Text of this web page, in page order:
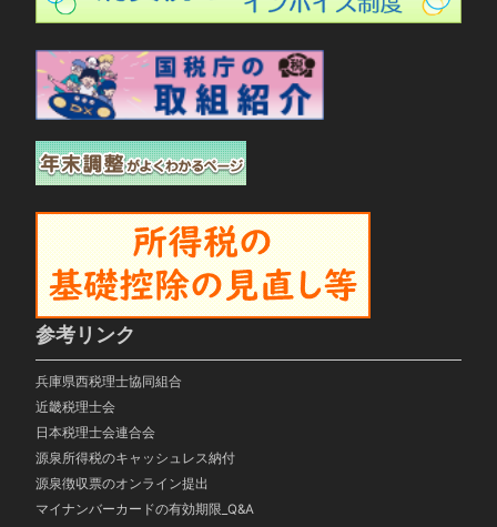
参考リンク
兵庫県西税理士協同組合
近畿税理士会
日本税理士会連合会
源泉所得税のキャッシュレス納付
源泉徴収票のオンライン提出
マイナンバーカードの有効期限_Q&A